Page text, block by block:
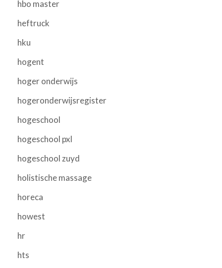
hbo master
heftruck
hku
hogent
hoger onderwijs
hogeronderwijsregister
hogeschool
hogeschool pxl
hogeschool zuyd
holistische massage
horeca
howest
hr
hts